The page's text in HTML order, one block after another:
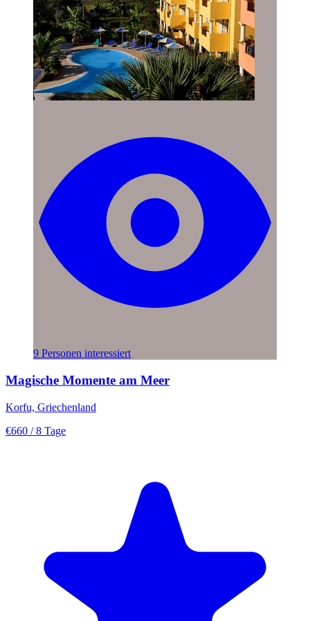
9 Personen interessiert
Magische Momente am Meer
Korfu, Griechenland
€660 / 8 Tage